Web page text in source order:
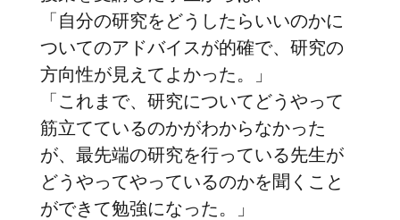
「自分の研究をどうしたらいいのかに
ついてのアドバイスが的確で、研究の
方向性が見えてよかった。」
「これまで、研究についてどうやって
筋立てているのかがわからなかった
が、最先端の研究を行っている先生が
どうやってやっているのかを聞くこと
ができて勉強になった。」